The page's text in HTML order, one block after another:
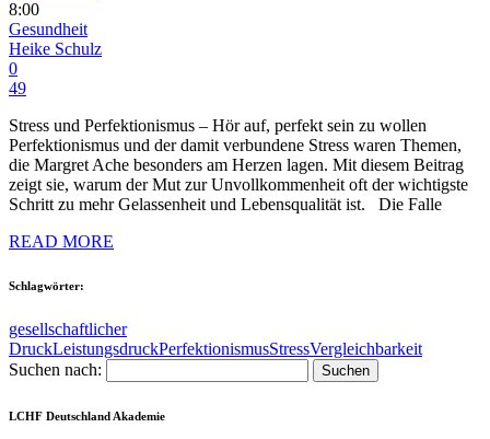
8:00
Gesundheit
Heike Schulz
0
49
Stress und Perfektionismus – Hör auf, perfekt sein zu wollen
Perfektionismus und der damit verbundene Stress waren Themen,
die Margret Ache besonders am Herzen lagen. Mit diesem Beitrag
zeigt sie, warum der Mut zur Unvollkommenheit oft der wichtigste
Schritt zu mehr Gelassenheit und Lebensqualität ist. Die Falle
READ MORE
Schlagwörter:
gesellschaftlicher
DruckLeistungsdruckPerfektionismusStressVergleichbarkeit
Suchen nach:
LCHF Deutschland Akademie